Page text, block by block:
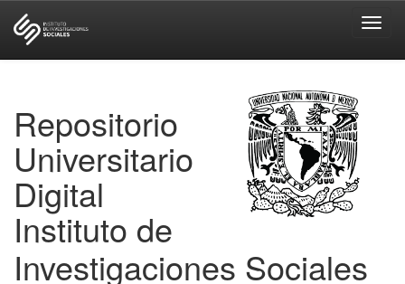
Repositorio
Universitario
Digital
Instituto de
Investigaciones Sociales